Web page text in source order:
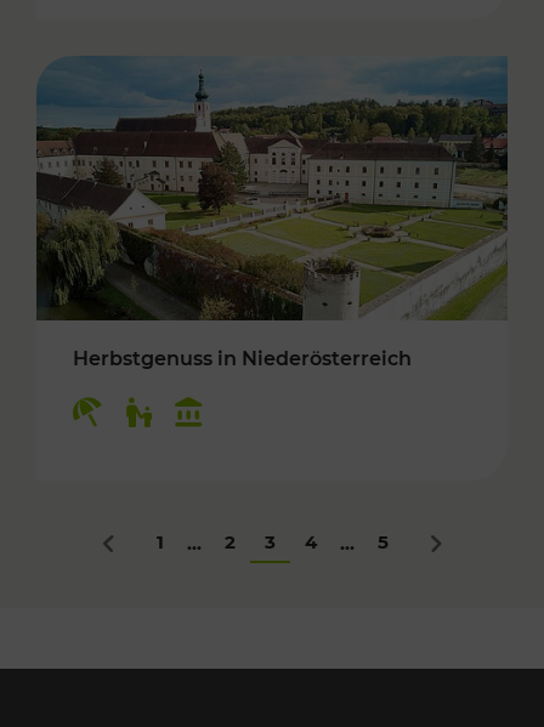
Herbstgenuss in Niederösterreich
Zurück
1 ... 2 3 4 ... 5 Nächstes